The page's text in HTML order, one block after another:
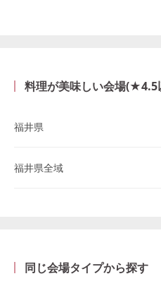
料理が美味しい会場(★4.5
福井県
福井県全域
同じ会場タイプから探す